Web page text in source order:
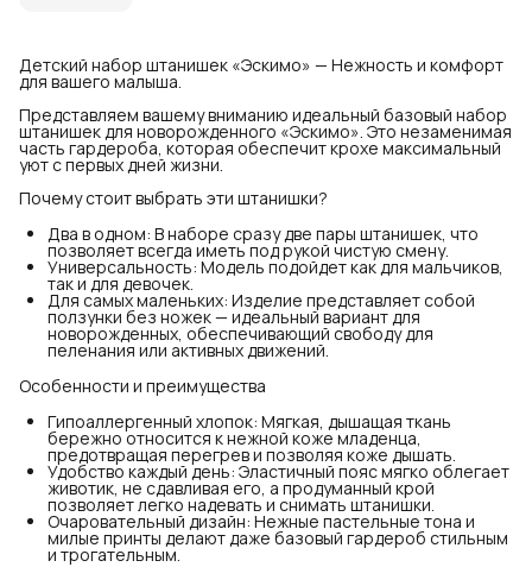
Детский набор штанишек «Эскимо» — Нежность и комфорт
для вашего малыша.
Представляем вашему вниманию идеальный базовый набор
штанишек для новорожденного «Эскимо». Это незаменимая
часть гардероба, которая обеспечит крохе максимальный
уют с первых дней жизни.
Почему стоит выбрать эти штанишки?
Два в одном: В наборе сразу две пары штанишек, что
позволяет всегда иметь под рукой чистую смену.
Универсальность: Модель подойдет как для мальчиков,
так и для девочек.
Для самых маленьких: Изделие представляет собой
ползунки без ножек — идеальный вариант для
новорожденных, обеспечивающий свободу для
пеленания или активных движений.
Особенности и преимущества
Гипоаллергенный хлопок: Мягкая, дышащая ткань
бережно относится к нежной коже младенца,
предотвращая перегрев и позволяя коже дышать.
Удобство каждый день: Эластичный пояс мягко облегает
животик, не сдавливая его, а продуманный крой
позволяет легко надевать и снимать штанишки.
Очаровательный дизайн: Нежные пастельные тона и
милые принты делают даже базовый гардероб стильным
и трогательным.